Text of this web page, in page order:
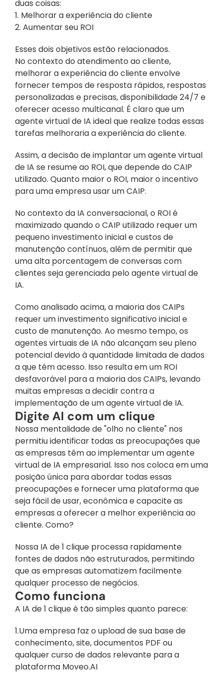
duas coisas:
1. Melhorar a experiência do cliente
2. Aumentar seu ROI
Esses dois objetivos estão relacionados.
No contexto do atendimento ao cliente,
melhorar a experiência do cliente envolve
fornecer tempos de resposta rápidos, respostas
personalizadas e precisas, disponibilidade 24/7 e
oferecer acesso multicanal. É claro que um
agente virtual de IA ideal que realize todas essas
tarefas melhoraria a experiência do cliente.
Assim, a decisão de implantar um agente virtual
de IA se resume ao ROI, que depende do CAIP
utilizado. Quanto maior o ROI, maior o incentivo
para uma empresa usar um CAIP.
No contexto da IA conversacional, o ROI é
maximizado quando o CAIP utilizado requer um
pequeno investimento inicial e custos de
manutenção contínuos, além de permitir que
uma alta porcentagem de conversas com
clientes seja gerenciada pelo agente virtual de
IA.
Como analisado acima, a maioria dos CAIPs
requer um investimento significativo inicial e
custo de manutenção. Ao mesmo tempo, os
agentes virtuais de IA não alcançam seu pleno
potencial devido à quantidade limitada de dados
a que têm acesso. Isso resulta em um ROI
desfavorável para a maioria dos CAIPs, levando
muitas empresas a decidir contra a
implementação de um agente virtual de IA.
Digite AI com um clique
Nossa mentalidade de "olho no cliente" nos
permitiu identificar todas as preocupações que
as empresas têm ao implementar um agente
virtual de IA empresarial. Isso nos coloca em uma
posição única para abordar todas essas
preocupações e fornecer uma plataforma que
seja fácil de usar, econômica e capacite as
empresas a oferecer a melhor experiência ao
cliente. Como?
Nossa IA de 1 clique processa rapidamente
fontes de dados não estruturados, permitindo
que as empresas automatizem facilmente
qualquer processo de negócios.
Como funciona
A IA de 1 clique é tão simples quanto parece:
1.Uma empresa faz o upload de sua base de
conhecimento, site, documentos PDF ou
qualquer curso de dados relevante para a
plataforma Moveo.AI